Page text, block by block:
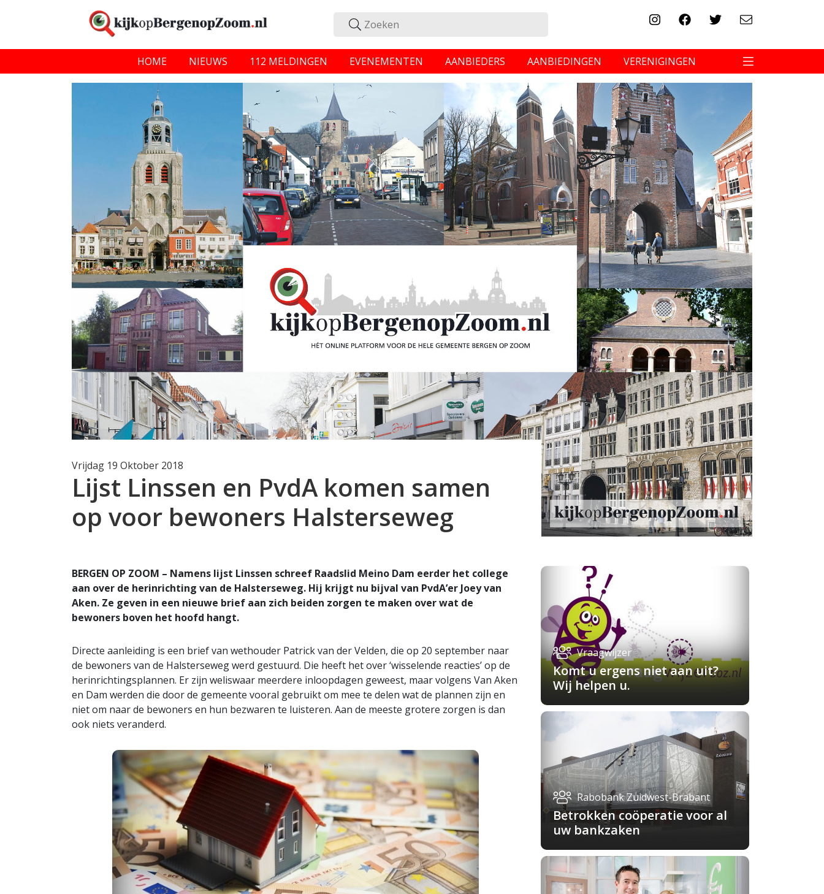
HOME NIEUWS 112 MELDINGEN EVENEMENTEN AANBIEDERS AANBIEDINGEN VERENIGINGEN
Vrijdag 19 Oktober 2018
Lijst Linssen en PvdA komen samen
op voor bewoners Halsterseweg
BERGEN OP ZOOM – Namens lijst Linssen schreef Raadslid Meino Dam eerder het college
aan over de herinrichting van de Halsterseweg. Hij krijgt nu bijval van PvdA’er Joey van
Aken. Ze geven in een nieuwe brief aan zich beiden zorgen te maken over wat de
bewoners boven het hoofd hangt.
Directe aanleiding is een brief van wethouder Patrick van der Velden, die op 20 september naar
de bewoners van de Halsterseweg werd gestuurd. Die heeft het over ‘wisselende reacties’ op de
herinrichtingsplannen. Er zijn weliswaar meerdere inloopdagen geweest, maar volgens Van Aken
en Dam werden die door de gemeente vooral gebruikt om mee te delen wat de plannen zijn en
niet om naar de bewoners en hun bezwaren te luisteren. Aan de meeste grotere zorgen is dan
ook niets veranderd.
Vraagwijzer
Komt u ergens niet aan uit?
Wij helpen u.
Rabobank Zuidwest-Brabant
Betrokken coöperatie voor al
uw bankzaken